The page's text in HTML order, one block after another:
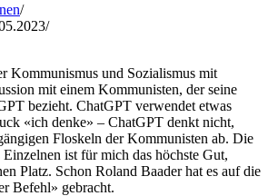
Kommunismus und Sozialismus mit
mit einem Kommunisten, der seine
bezieht. ChatGPT verwendet etwas
«ich denke» – ChatGPT denkt nicht,
Floskeln der Kommunisten ab. Die
Einzelnen ist für mich das höchste Gut,
Platz. Schon Roland Baader hat es auf die
Befehl» gebracht.